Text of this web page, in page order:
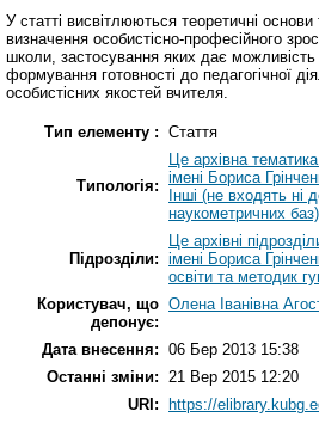
У статті висвітлюються теоретичні основи
визначення особистісно-професійного
школи, застосування яких дає можливість
формування готовності до педагогічної
особистісних якостей вчителя.
Тип елементу : Стаття
Типологія:
Це архівна
імені Бориса
Інші (не входять ні
наукометричних баз)
Підрозділи:
Це архівні
імені Бориса
освіти та методик
Користувач, що
депонує:
Олена Іванівна
Дата внесення: 06 Бер 2013 15:38
Останні зміни: 21 Вер 2015 12:20
URI:
https://